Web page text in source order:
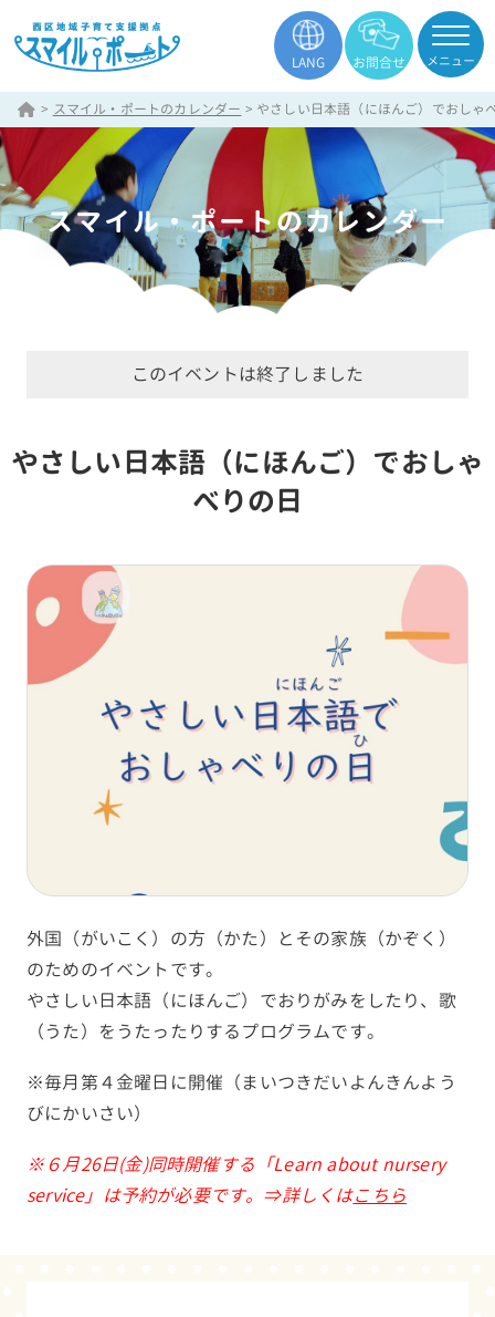
LANG お問合せ メニュー
> スマイル・ポートのカレンダー > やさしい日本語（にほんご）でおしゃ
スマイル・ポートのカレンダー
このイベントは終了しました
やさしい日本語（にほんご）でおしゃ
べりの日
外国（がいこく）の方（かた）とその家族（かぞく）
のためのイベントです。
やさしい日本語（にほんご）でおりがみをしたり、歌
（うた）をうたったりするプログラムです。
※毎月第４金曜日に開催（まいつきだいよんきんよう
びにかいさい）
※６月26日(金)同時開催する「Learn about nursery
service」は予約が必要です。⇒詳しくはこちら